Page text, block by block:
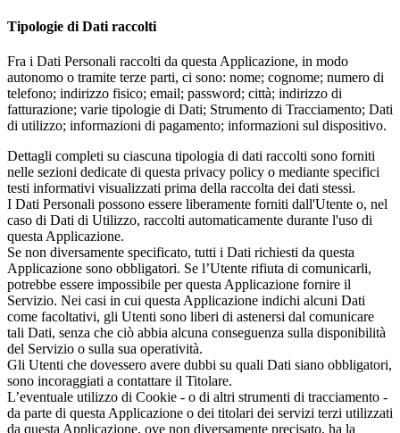
Tipologie di Dati raccolti
Fra i Dati Personali raccolti da questa Applicazione, in modo
autonomo o tramite terze parti, ci sono: nome; cognome; numero di
telefono; indirizzo fisico; email; password; città; indirizzo di
fatturazione; varie tipologie di Dati; Strumento di Tracciamento; Dati
di utilizzo; informazioni di pagamento; informazioni sul dispositivo.
Dettagli completi su ciascuna tipologia di dati raccolti sono forniti
nelle sezioni dedicate di questa privacy policy o mediante specifici
testi informativi visualizzati prima della raccolta dei dati stessi.
I Dati Personali possono essere liberamente forniti dall'Utente o, nel
caso di Dati di Utilizzo, raccolti automaticamente durante l'uso di
questa Applicazione.
Se non diversamente specificato, tutti i Dati richiesti da questa
Applicazione sono obbligatori. Se l’Utente rifiuta di comunicarli,
potrebbe essere impossibile per questa Applicazione fornire il
Servizio. Nei casi in cui questa Applicazione indichi alcuni Dati
come facoltativi, gli Utenti sono liberi di astenersi dal comunicare
tali Dati, senza che ciò abbia alcuna conseguenza sulla disponibilità
del Servizio o sulla sua operatività.
Gli Utenti che dovessero avere dubbi su quali Dati siano obbligatori,
sono incoraggiati a contattare il Titolare.
L’eventuale utilizzo di Cookie - o di altri strumenti di tracciamento -
da parte di questa Applicazione o dei titolari dei servizi terzi utilizzati
da questa Applicazione, ove non diversamente precisato, ha la